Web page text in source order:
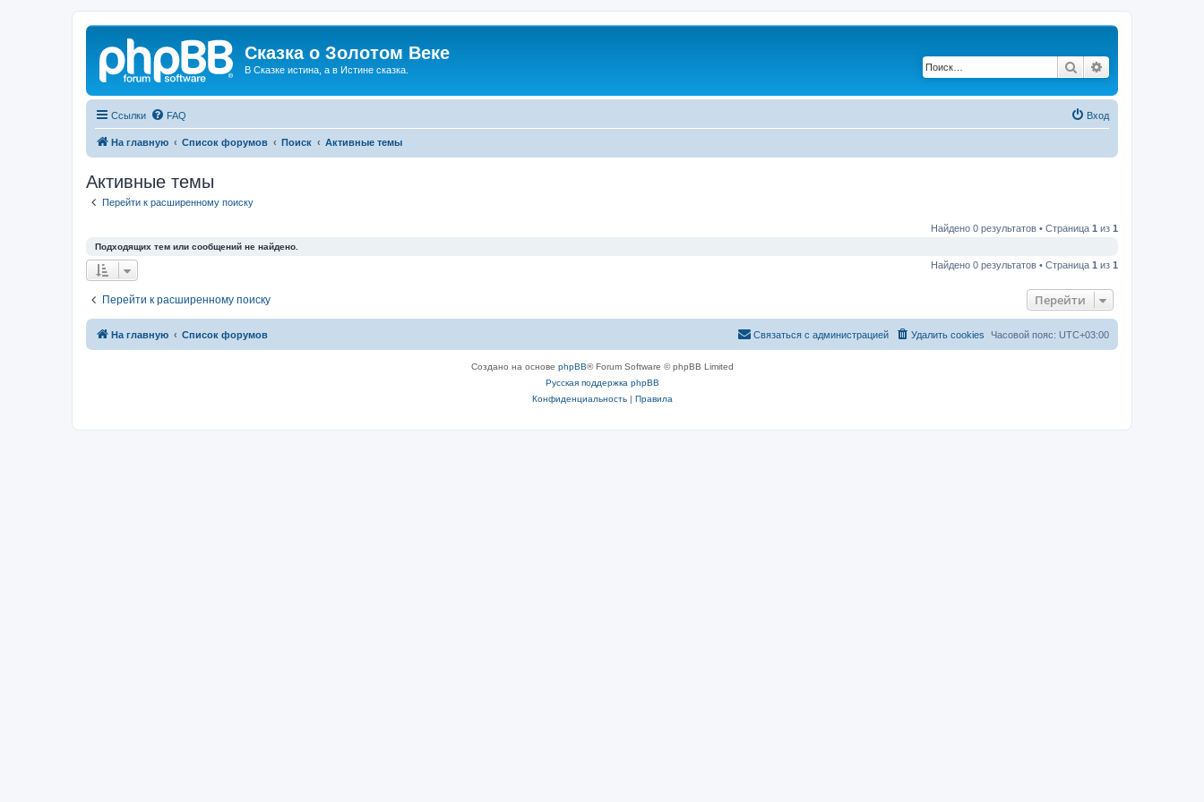
Сказка о Золотом Веке
В Сказке истина, а в Истине сказка. Поиск
Ссылки FAQ Вход
На главную Список форумов Поиск Активные темы
Активные темы
Перейти к расширенному поиску
Найдено 0 результатов • Страница 1 из 1
Подходящих тем или сообщений не найдено.
Найдено 0 результатов • Страница 1 из 1
Перейти к расширенному поиску Перейти
На главную Список форумов Часовой пояс: UTC+03:00
Удалить cookies
Связаться с администрацией
Создано на основе phpBB® Forum Software © phpBB Limited
Русская поддержка phpBB
Конфиденциальность| Правила